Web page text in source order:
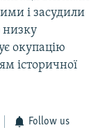
і засудили
низку
окупацію
історичної
Follow us